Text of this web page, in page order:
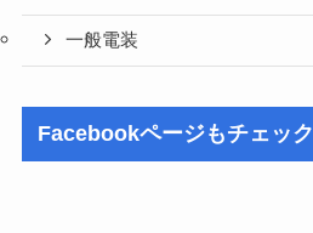
一般電装
Facebookページもチェック